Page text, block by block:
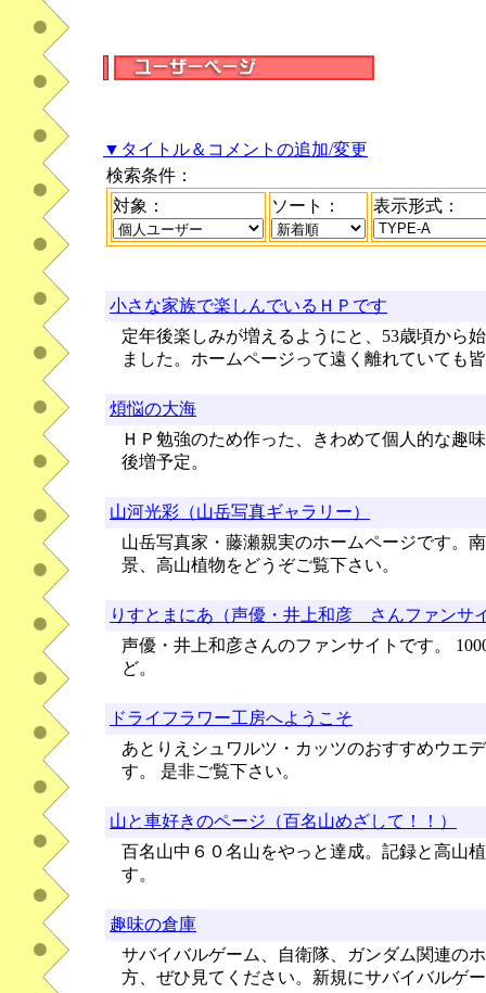
▼タイトル＆コメントの追加/変更
検索条件：
対象：
ソート： 表示形式：
小さな家族で楽しんでいるＨＰです
定年後楽しみが増えるようにと、53歳頃から
ました。ホームページって遠く離れていても
煩悩の大海
ＨＰ勉強のため作った、きわめて個人的な趣
後増予定。
山河光彩（山岳写真ギャラリー）
山岳写真家・藤瀬親実のホームページです。
景、高山植物をどうぞご覧下さい。
りすとまにあ（声優・井上和彦 さんファンサ
声優・井上和彦さんのファンサイトです。
ど。
ドライフラワー工房へようこそ
あとりえシュワルツ・カッツのおすすめウエ
す。 是非ご覧下さい。
山と車好きのページ（百名山めざして！！）
百名山中６０名山をやっと達成。記録と高山
す。
趣味の倉庫
サバイバルゲーム、自衛隊、ガンダム関連の
方、ぜひ見てください。新規にサバイバルゲ